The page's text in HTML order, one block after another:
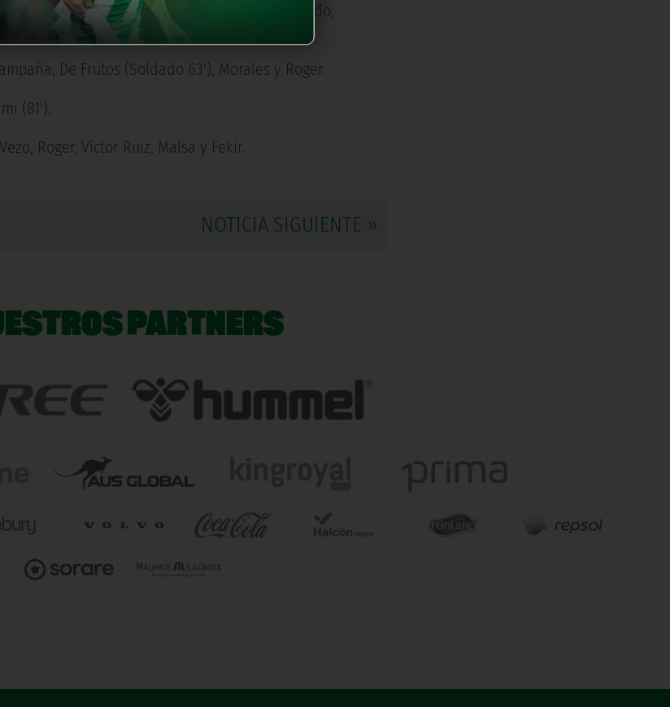
Ruiz, Álex Moreno, Guido Rodríguez, Guardado,
De Frutos (Soldado 63'), Morales y Roger.
(81').
Roger, Víctor Ruiz, Malsa y Fekir.
NOTICIA SIGUIENTE »
PARTNERS